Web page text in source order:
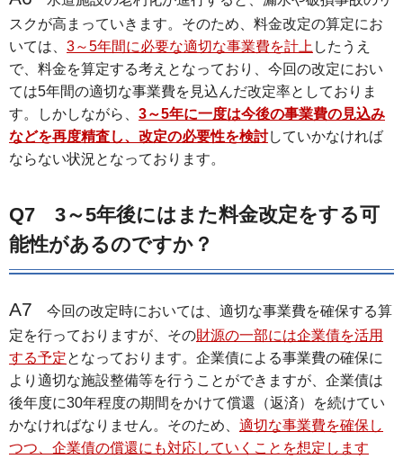
スクが高まっていきます。そのため、料金改定の算定にお
いては、 3～5年間に必要な適切な事業費を計上 したうえ
で、料金を算定する考えとなっており、今回の改定におい
ては5年間の適切な事業費を見込んだ改定率としておりま
す。しかしながら、 3～5年に一度は今後の事業費の見込み
などを再度精査し、改定の必要性を検討していかなければ
ならない状況となっております。
Q7 3～5年後にはまた料金改定をする可
能性があるのですか？
A7 今回の改定時においては、適切な事業費を確保する算
定を行っておりますが、その財源の一部には企業債を活用
する予定となっております。企業債による事業費の確保に
より適切な施設整備等を行うことができますが、企業債は
後年度に30年程度の期間をかけて償還（返済）を続けてい
かなければなりません。そのため、 適切な事業費を確保し
つつ、企業債の償還にも対応していくことを想定します